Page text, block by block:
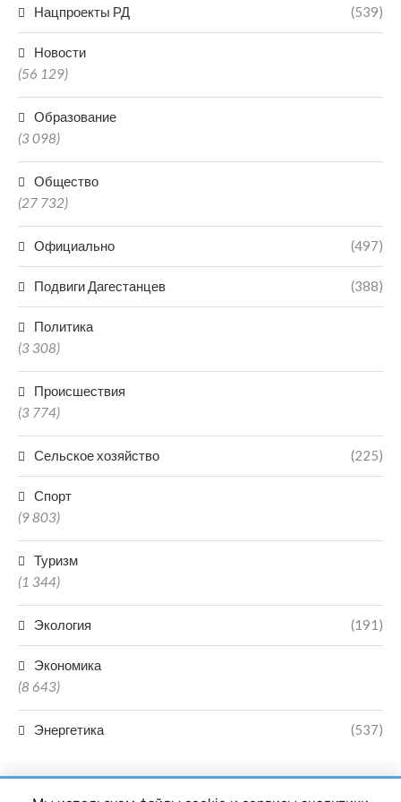
Нацпроекты РД (539)
Новости
(56 129)
Образование
(3 098)
Общество
(27 732)
Официально (497)
Подвиги Дагестанцев (388)
Политика
(3 308)
Происшествия
(3 774)
Сельское хозяйство (225)
Спорт
(9 803)
Туризм
(1 344)
Экология (191)
Экономика
(8 643)
Энергетика (537)